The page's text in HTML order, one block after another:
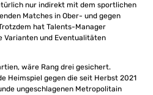
nur indirekt mit dem sportlichen
Matches in Ober- und gegen
hat Talents-Manager
Varianten und Eventualitäten
wäre Rang drei gesichert.
Heimspiel gegen die seit Herbst 2021
ungeschlagenen Metropolitain